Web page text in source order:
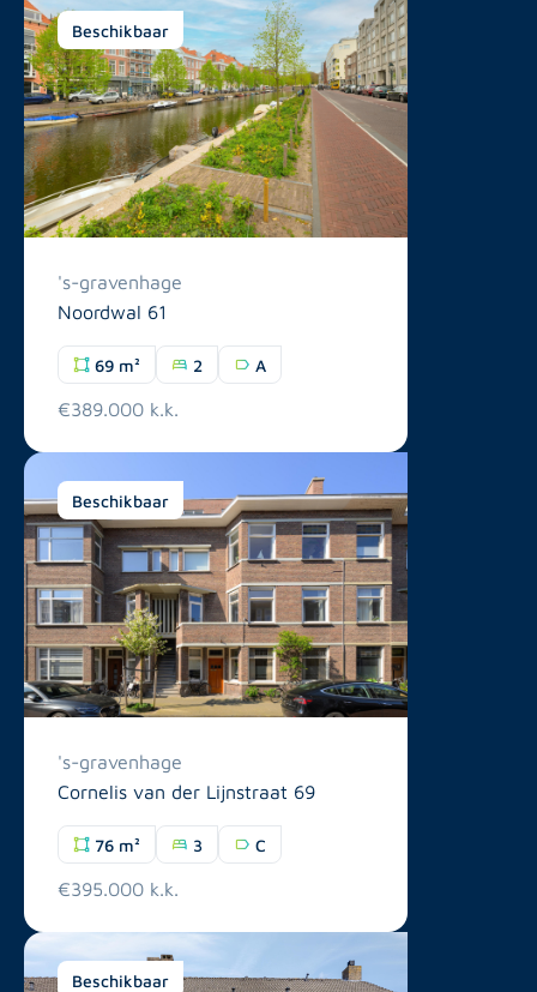
Beschikbaar
's-gravenhage
Noordwal 61
69 m² 2 A
€389.000 k.k.
Beschikbaar
's-gravenhage
Cornelis van der Lijnstraat 69
76 m² 3 C
€395.000 k.k.
Beschikbaar